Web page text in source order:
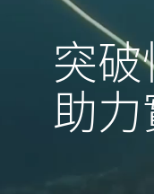
突
助